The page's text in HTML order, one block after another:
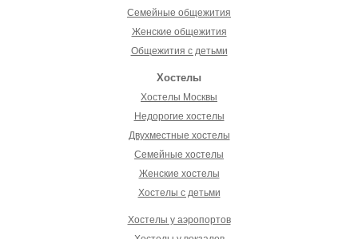
Семейные общежития
Женские общежития
Общежития с детьми
Хостелы
Хостелы Москвы
Недорогие хостелы
Двухместные хостелы
Семейные хостелы
Женские хостелы
Хостелы с детьми
Хостелы у аэропортов